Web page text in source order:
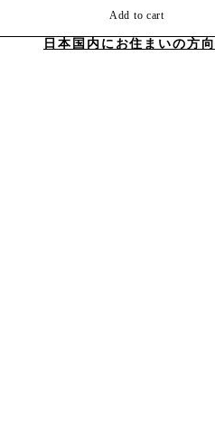
Add to cart
日本国内にお住まいの方